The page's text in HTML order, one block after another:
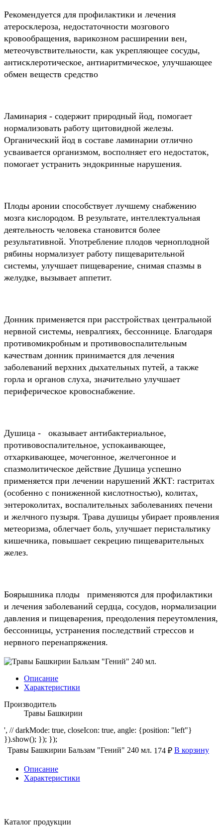
Рекомендуется для профилактики и лечения
атеросклероза, недостаточности мозгового
кровообращения, варикозном расширении вен,
метеочувствительности, как укрепляющее сосуды,
антисклеротическое, антиаритмическое, улучшающее
обмен веществ средство
Ламинария - содержит природный йод, помогает
нормализовать работу щитовидной железы.
Органический йод в составе ламинарии отлично
усваивается организмом, восполняет его недостаток,
помогает устранить эндокринные нарушения.
Плоды аронии способствует лучшему снабжению
мозга кислородом. В результате, интеллектуальная
деятельность человека становится более
результативной. Употребление плодов черноплодной
рябины нормализует работу пищеварительной
системы, улучшает пищеварение, снимая спазмы в
желудке, вызывает аппетит.
Донник применяется при расстройствах центральной
нервной системы, невралгиях, бессоннице. Благодаря
противомикробным и противовоспалительным
качествам донник принимается для лечения
заболеваний верхних дыхательных путей, а также
горла и органов слуха, значительно улучшает
периферическое кровоснабжение.
Душица - оказывает антибактериальное,
противовоспалительное, успокаивающее,
отхаркивающее, мочегонное, желчегонное и
спазмолитическое действие Душица успешно
применяется при лечении нарушений ЖКТ: гастритах
(особенно с пониженной кислотностью), колитах,
энтероколитах, воспалительных заболеваниях печени
и желчного пузыря. Трава душицы убирает проявления
метеоризма, облегчает боль, улучшает перистальтику
кишечника, повышает секрецию пищеварительных
желез.
Боярышника плоды применяются для профилактики
и лечения заболеваний сердца, сосудов, нормализации
давления и пищеварения, преодоления переутомления,
бессонницы, устранения последствий стрессов и
нервного перенапряжения.
Описание
Характеристики
Производитель
Травы Башкирии
', // darkMode: true, closeIcon: true, angle: {position: "left"}
}).show(); }); });
Травы Башкирии Бальзам "Гений" 240 мл. 174 ₽ В корзину
Описание
Характеристики
Каталог продукции